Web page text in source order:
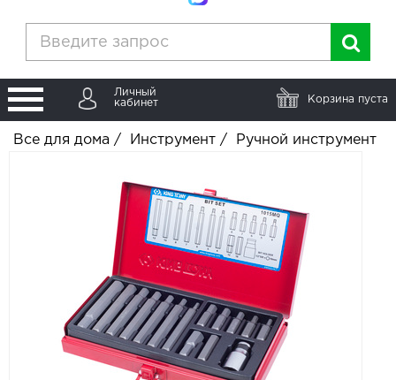
Личный
кабинет
Корзина пуста
Все для дома / Инструмент / Ручной инструмент